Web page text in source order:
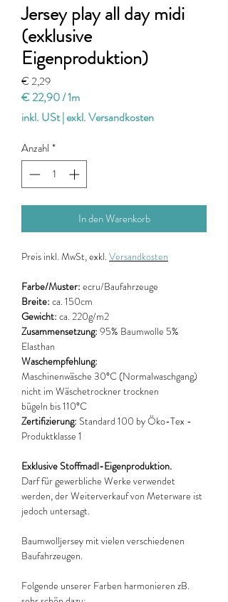
Jersey play all day midi
(exklusive
Eigenproduktion)
€ 2,29Preis
€ 22,90/1m
€ 22,90
pro
1
Meter
inkl. USt|exkl. Versandkosten
Anzahl *
In den Warenkorb
Preis inkl. MwSt, exkl. Versandkosten
Farbe/Muster: ecru/Baufahrzeuge
Breite: ca. 150cm
Gewicht: ca. 220g/m2
Zusammensetzung: 95% Baumwolle 5%
Elasthan
Waschempfehlung:
Maschinenwäsche 30°C (Normalwaschgang)
nicht im Wäschetrockner trocknen
bügeln bis 110°C
Zertifizierung: Standard 100 by Öko-Tex -
Produktklasse 1
Exklusive Stoffmadl-Eigenproduktion.
Darf für gewerbliche Werke verwendet
werden, der Weiterverkauf von Meterware ist
jedoch untersagt.
Baumwolljersey mit vielen verschiedenen
Baufahrzeugen.
Folgende unserer Farben harmonieren zB.